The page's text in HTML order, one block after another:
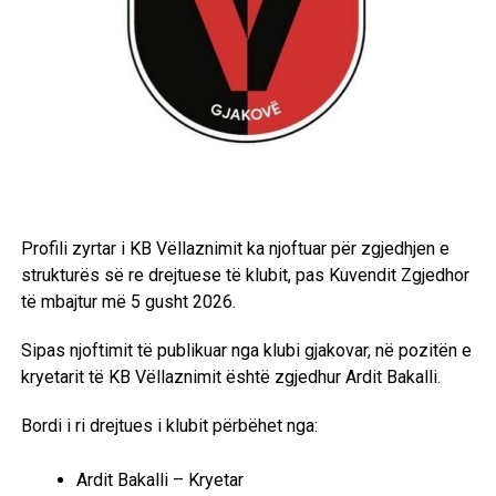
Profili zyrtar i KB Vëllaznimit ka njoftuar për zgjedhjen e
strukturës së re drejtuese të klubit, pas Kuvendit Zgjedhor
të mbajtur më 5 gusht 2026.
Sipas njoftimit të publikuar nga klubi gjakovar, në pozitën e
kryetarit të KB Vëllaznimit është zgjedhur Ardit Bakalli.
Bordi i ri drejtues i klubit përbëhet nga:
Ardit Bakalli – Kryetar